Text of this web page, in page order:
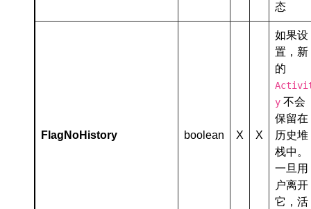
态
FlagNoHistory boolean X X
如果设
置，新
的
y不会
保留在
历史堆
栈中。
一旦用
户离开
它，活